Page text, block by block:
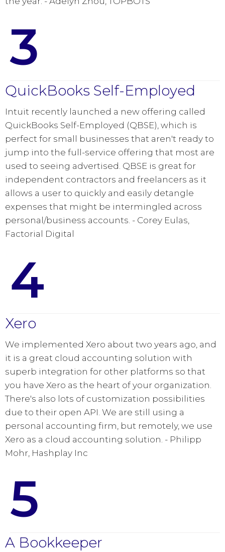
3
QuickBooks Self-Employed
Intuit recently launched a new offering called
QuickBooks Self-Employed (QBSE), which is
perfect for small businesses that aren't ready to
jump into the full-service offering that most are
used to seeing advertised. QBSE is great for
independent contractors and freelancers as it
allows a user to quickly and easily detangle
expenses that might be intermingled across
personal/business accounts. - Corey Eulas,
Factorial Digital
4
Xero
We implemented Xero about two years ago, and
it is a great cloud accounting solution with
superb integration for other platforms so that
you have Xero as the heart of your organization.
There's also lots of customization possibilities
due to their open API. We are still using a
personal accounting firm, but remotely, we use
Xero as a cloud accounting solution. - Philipp
Mohr, Hashplay Inc
5
A Bookkeeper